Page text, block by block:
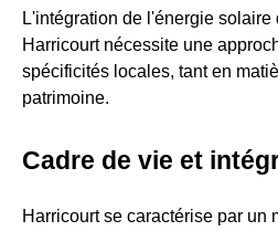
L'intégration de l'énergie
Harricourt nécessite une
spécificités locales, tant en
patrimoine.
Cadre de vie et
Harricourt se caractérise par un